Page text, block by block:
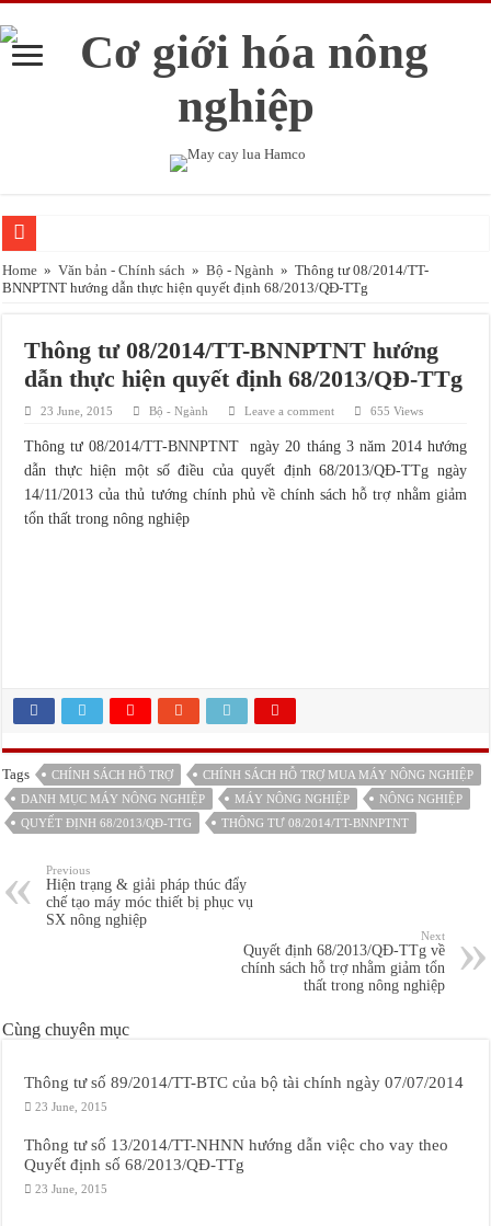
HAMCO sản xuất mẫu mới máy gieo ngô 4 hàng kết hợp bón phân
Huấn luyện An toàn lao động, VSLĐ cho người sử dụng máy nông nghiệp
Huấn luyện an toàn lao động, vệ sinh lao động năm 2017 tại tỉnh Hà Nam
An toàn trong sử dụng bình gas, chai gas
Hà Nội: huyện Thường Tín trồng khoai tây bằng máy vụ Đông 2017
Thái Bình đẩy mạnh cơ giới hóa trồng khoai tây vụ Đông 2017
Bắc Giang triển khai mô hình cơ giới hóa đồng bộ trong canh tác Khoai Tây
Home » Văn bản - Chính sách » Bộ - Ngành » Thông tư 08/2014/TT-
BNNPTNT hướng dẫn thực hiện quyết định 68/2013/QĐ-TTg
Thông tư 08/2014/TT-BNNPTNT hướng
dẫn thực hiện quyết định 68/2013/QĐ-TTg
23 June, 2015 Bộ - Ngành Leave a comment 655 Views
Thông tư 08/2014/TT-BNNPTNT ngày 20 tháng 3 năm 2014 hướng
dẫn thực hiện một số điều của quyết định 68/2013/QĐ-TTg ngày
14/11/2013 của thủ tướng chính phủ về chính sách hỗ trợ nhằm giảm
tổn thất trong nông nghiệp
Tags CHÍNH SÁCH HỖ TRỢ
CHÍNH SÁCH HỖ TRỢ MUA MÁY NÔNG NGHIỆP
DANH MỤC MÁY NÔNG NGHIỆP
MÁY NÔNG NGHIỆP
NÔNG NGHIỆP
QUYẾT ĐỊNH 68/2013/QĐ-TTG
THÔNG TƯ 08/2014/TT-BNNPTNT
Previous
Hiện trạng & giải pháp thúc đẩy
chế tạo máy móc thiết bị phục vụ
SX nông nghiệp
Next
Quyết định 68/2013/QĐ-TTg về
chính sách hỗ trợ nhằm giảm tổn
thất trong nông nghiệp
Cùng chuyên mục
Thông tư số 89/2014/TT-BTC của bộ tài chính ngày 07/07/2014
23 June, 2015
Thông tư số 13/2014/TT-NHNN hướng dẫn việc cho vay theo
Quyết định số 68/2013/QĐ-TTg
23 June, 2015